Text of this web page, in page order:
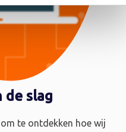
de slag
te ontdekken hoe wij